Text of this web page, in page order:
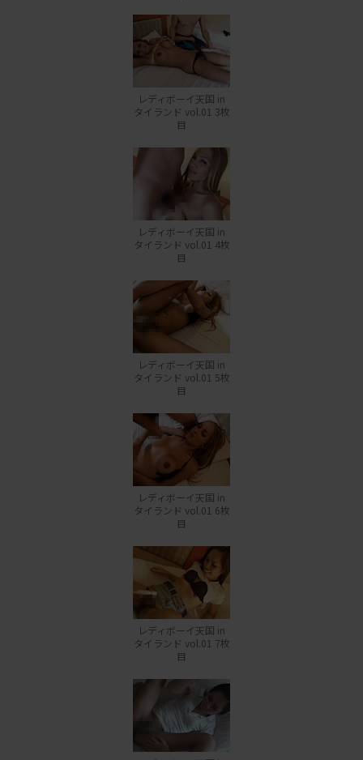
レディボーイ天国 in
タイランド vol.01 3枚
目
レディボーイ天国 in
タイランド vol.01 4枚
目
レディボーイ天国 in
タイランド vol.01 5枚
目
レディボーイ天国 in
タイランド vol.01 6枚
目
レディボーイ天国 in
タイランド vol.01 7枚
目